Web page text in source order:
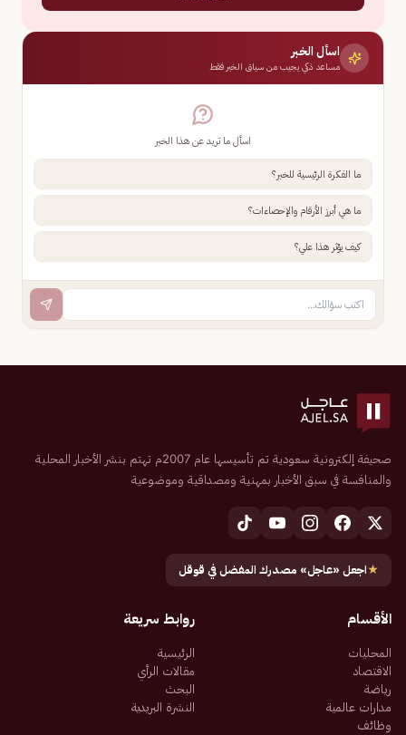
اسأل الخبر
مساعد ذكي يجيب من سياق الخبر فقط
اسأل ما تريد عن هذا الخبر
ما الفكرة الرئيسية للخبر؟
ما هي أبرز الأرقام والإحصاءات؟
كيف يؤثر هذا علي؟
صحيفة إلكترونية سعودية تم تأسيسها عام 2007م تهتم بنشر الأخبار المحلية
والمنافسة في سبق الأخبار بمهنية ومصداقية وموضوعية
★اجعل «عاجل» مصدرك المفضل في قوقل
الأقسام
المحليات
الاقتصاد
رياضة
مدارات عالمية
وظائف
روابط سريعة
الرئيسية
مقالات الرأي
البحث
النشرة البريدية